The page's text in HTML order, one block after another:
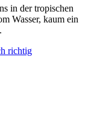
in der tropischen
Wasser, kaum ein
richtig